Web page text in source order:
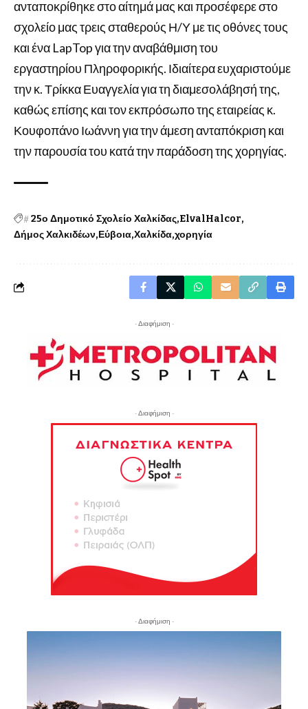
ανταποκρίθηκε στο αίτημά μας και προσέφερε στο
σχολείο μας τρεις σταθερούς Η/Υ με τις οθόνες τους
και ένα LapTop για την αναβάθμιση του
εργαστηρίου Πληροφορικής. Ιδιαίτερα ευχαριστούμε
την κ. Τρίκκα Ευαγγελία για τη διαμεσολάβησή της,
καθώς επίσης και τον εκπρόσωπο της εταιρείας κ.
Κουφοπάνο Ιωάννη για την άμεση ανταπόκριση και
την παρουσία του κατά την παράδοση της χορηγίας.
#25ο Δημοτικό Σχολείο Χαλκίδας ElvalHalcor
Δήμος Χαλκιδέων Εύβοια Χαλκίδα χορηγία
- Διαφήμιση -
- Διαφήμιση -
- Διαφήμιση -